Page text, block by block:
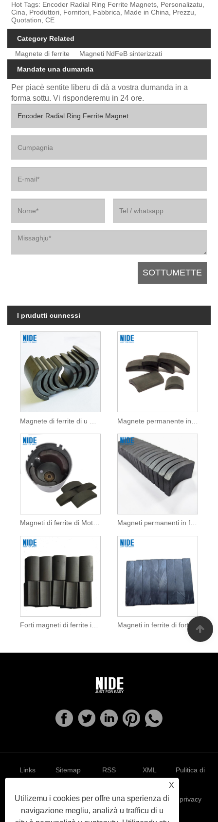
Hot Tags: Encoder Radial Ring Ferrite Magnets, Personalizatu,
Cina, Produttori, Fornitori, Fabbrica, Made in China, Prezzu,
Quotation, CE
Category Related
Magnete di ferrite
Magneti NdFeB sinterizzati
Mandate una dumanda
Per piacè sentite liberu di dà a vostra dumanda in a
forma sottu. Vi risponderemu in 24 ore.
I prudutti cunnessi
Magneti di ferrite di Motor DC customizati Magneti permanenti in ferrite à l'ingrosu
Forti magneti di ferrite in forma di putenza Magneti in ferrite di forte putenza di l'industria
X
Utilizemu i cookies per offre una sperienza di
navigazione megliu, analizà u trafficu di u
Links Sitemap RSS XML Pulitica di
privacy